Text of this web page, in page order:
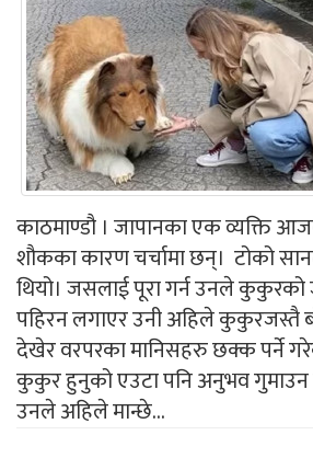
काठमाण्डौ । जापानका एक व्यक्ति
शौकका कारण चर्चामा छन्। टोको
थियो। जसलाई पूरा गर्न उनले कुकुरको
पहिरन लगाएर उनी अहिले कुकुरजस्तै
देखेर वरपरका मानिसहरु छक्क पर्ने
कुकुर हुनुको एउटा पनि अनुभव
उनले अहिले मान्छे...